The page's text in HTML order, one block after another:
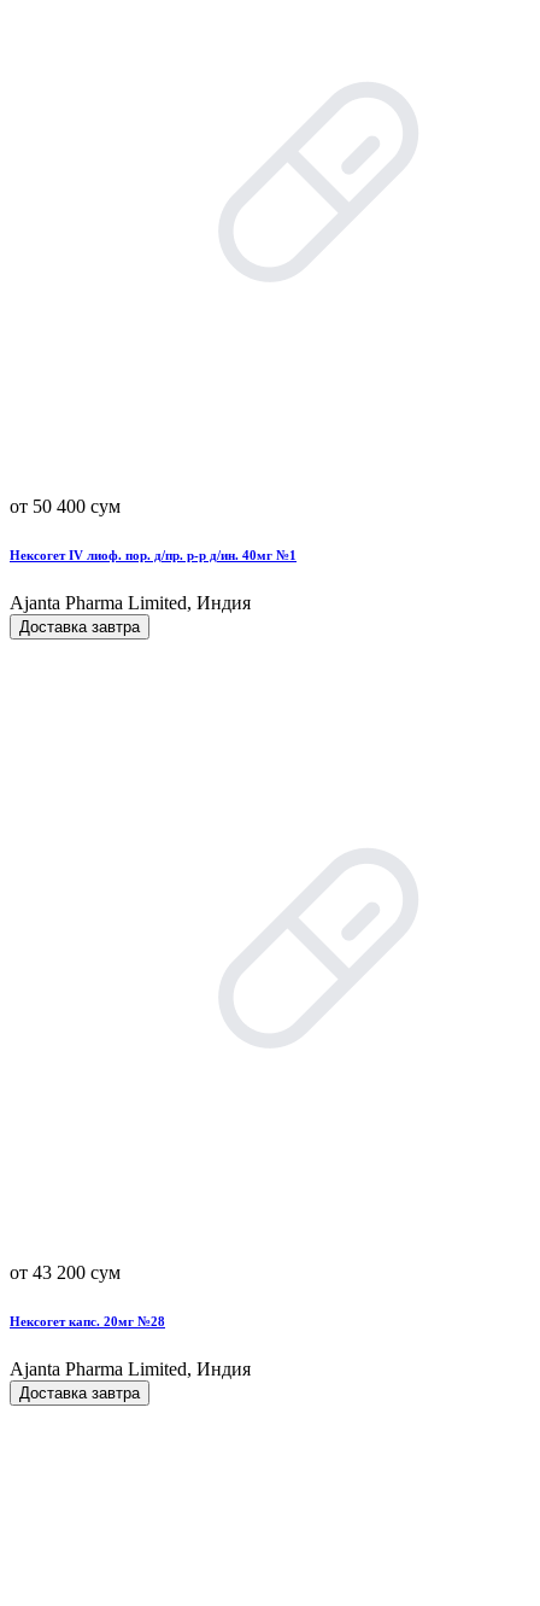
от 50 400 сум
Нексогет IV лиоф. пор. д/пр. р-р д/ин. 40мг №1
Ajanta Pharma Limited, Индия
Доставка завтра
от 43 200 сум
Нексогет капс. 20мг №28
Ajanta Pharma Limited, Индия
Доставка завтра